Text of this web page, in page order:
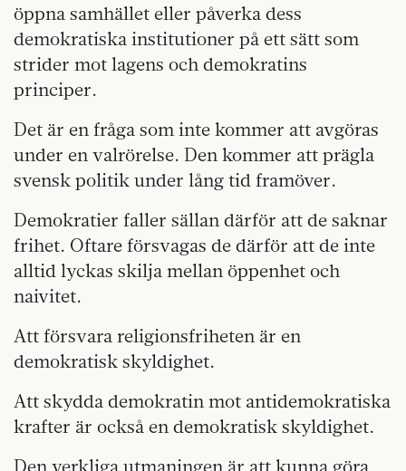
öppna samhället eller påverka dess
demokratiska institutioner på ett sätt som
strider mot lagens och demokratins
principer.
Det är en fråga som inte kommer att avgöras
under en valrörelse. Den kommer att prägla
svensk politik under lång tid framöver.
Demokratier faller sällan därför att de saknar
frihet. Oftare försvagas de därför att de inte
alltid lyckas skilja mellan öppenhet och
naivitet.
Att försvara religionsfriheten är en
demokratisk skyldighet.
Att skydda demokratin mot antidemokratiska
krafter är också en demokratisk skyldighet.
Den verkliga utmaningen är att kunna göra